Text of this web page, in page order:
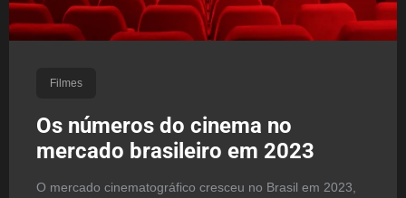
Filmes
Os números do cinema no
mercado brasileiro em 2023
O mercado cinematográfico cresceu no Brasil em 2023,